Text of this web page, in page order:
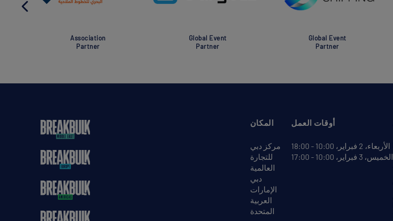
Association
Partner
Global Event
Partner
Global Event
Partner
المكان
مركز دبي
للتجارة
العالمية
دبي
الإمارات
العربية
المتحدة
أوقات العمل
الأربعاء، 2 فبراير، 10:00 - 18:00
الخميس، 3 فبراير، 10:00 - 17:00